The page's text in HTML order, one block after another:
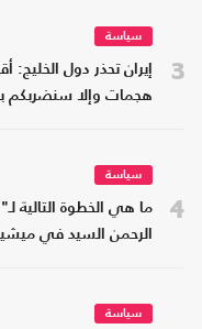
3
سياسة
إيران تحذر دول
هجمات وإلا سنضربكم
4
سياسة
ما هي الخطوة التالية
الرحمن السيد في
سياسة